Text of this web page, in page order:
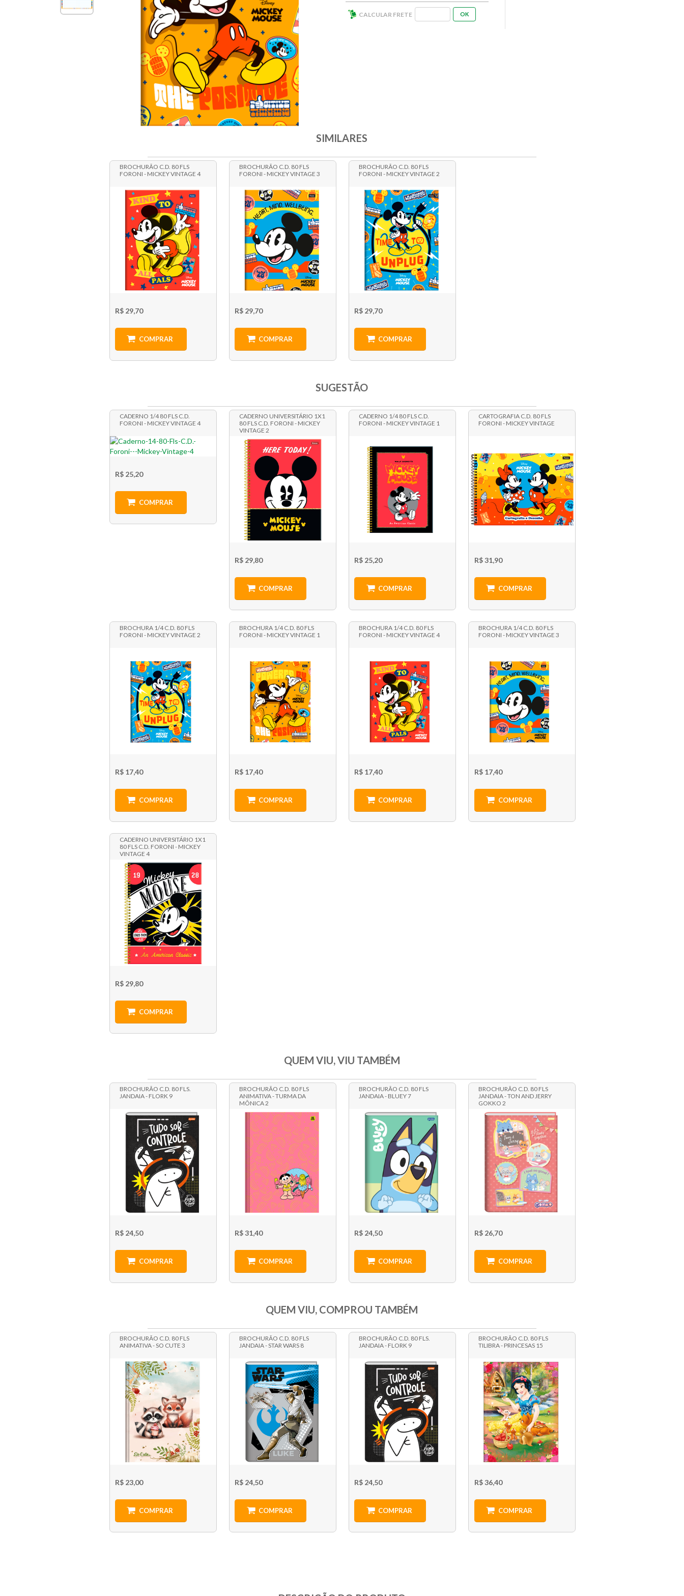
SIMILARES
BROCHURÃO C.D. 80 FLS
FORONI - MICKEY VINTAGE 4
R$ 29,70
COMPRAR
BROCHURÃO C.D. 80 FLS
FORONI - MICKEY VINTAGE 3
R$ 29,70
COMPRAR
BROCHURÃO C.D. 80 FLS
FORONI - MICKEY VINTAGE 2
R$ 29,70
COMPRAR
SUGESTÃO
CADERNO 1/4 80 FLS C.D.
FORONI - MICKEY VINTAGE 4
R$ 25,20
COMPRAR
CADERNO UNIVERSITÁRIO 1X1
80 FLS C.D. FORONI - MICKEY
VINTAGE 2
R$ 29,80
COMPRAR
CADERNO 1/4 80 FLS C.D.
FORONI - MICKEY VINTAGE 1
R$ 25,20
COMPRAR
CARTOGRAFIA C.D. 80 FLS
FORONI - MICKEY VINTAGE
R$ 31,90
COMPRAR
BROCHURA 1/4 C.D. 80 FLS
FORONI - MICKEY VINTAGE 2
R$ 17,40
COMPRAR
BROCHURA 1/4 C.D. 80 FLS
FORONI - MICKEY VINTAGE 1
R$ 17,40
COMPRAR
BROCHURA 1/4 C.D. 80 FLS
FORONI - MICKEY VINTAGE 4
R$ 17,40
COMPRAR
BROCHURA 1/4 C.D. 80 FLS
FORONI - MICKEY VINTAGE 3
R$ 17,40
COMPRAR
CADERNO UNIVERSITÁRIO 1X1
80 FLS C.D. FORONI - MICKEY
VINTAGE 4
R$ 29,80
COMPRAR
QUEM VIU, VIU TAMBÉM
BROCHURÃO C.D. 80 FLS.
JANDAIA - FLORK 9
R$ 24,50
COMPRAR
BROCHURÃO C.D. 80 FLS
ANIMATIVA - TURMA DA
MÔNICA 2
R$ 31,40
COMPRAR
BROCHURÃO C.D. 80 FLS
JANDAIA - BLUEY 7
R$ 24,50
COMPRAR
BROCHURÃO C.D. 80 FLS
JANDAIA - TON AND JERRY
GOKKO 2
R$ 26,70
COMPRAR
QUEM VIU, COMPROU TAMBÉM
BROCHURÃO C.D. 80 FLS
ANIMATIVA - SO CUTE 3
R$ 23,00
COMPRAR
BROCHURÃO C.D. 80 FLS
JANDAIA - STAR WARS 8
R$ 24,50
COMPRAR
BROCHURÃO C.D. 80 FLS.
JANDAIA - FLORK 9
R$ 24,50
COMPRAR
BROCHURÃO C.D. 80 FLS
TILIBRA - PRINCESAS 15
R$ 36,40
COMPRAR